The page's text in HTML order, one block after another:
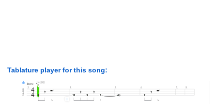
Tablature player for this song: